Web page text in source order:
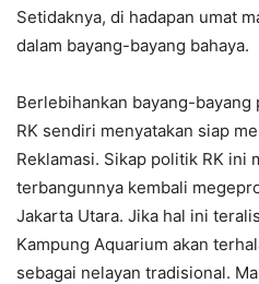
Setidaknya, di hadapan umat
dalam bayang-bayang bahaya.
Berlebihankan bayang-bayang
RK sendiri menyatakan siap
Reklamasi. Sikap politik RK ini
terbangunnya kembali
Jakarta Utara. Jika hal ini
Kampung Aquarium akan
sebagai nelayan tradisional.